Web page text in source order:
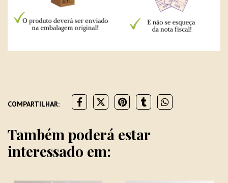
COMPARTILHAR:
Também poderá estar
interessado em: